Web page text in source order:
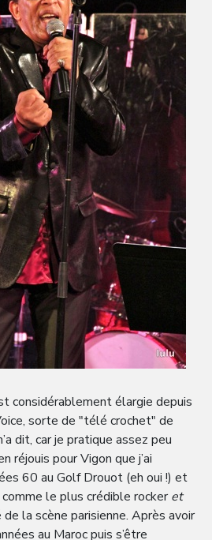
considérablement élargie depuis
sorte de "télé crochet" de
dit, car je pratique assez peu
réjouis pour Vigon que j’ai
60 au Golf Drouot (eh oui !) et
le plus crédible rockeret
la scène parisienne. Après avoir
au Maroc puis s’être